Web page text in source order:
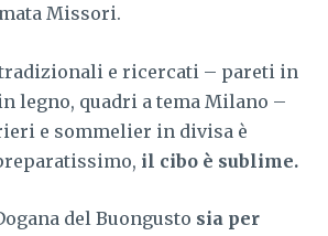
Missori.
e ricercati – pareti in
legno, quadri a tema Milano –
e sommelier in divisa è
il cibo è sublime.
del Buongusto sia per